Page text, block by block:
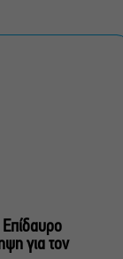
πρεμιέρα για τη
για τον